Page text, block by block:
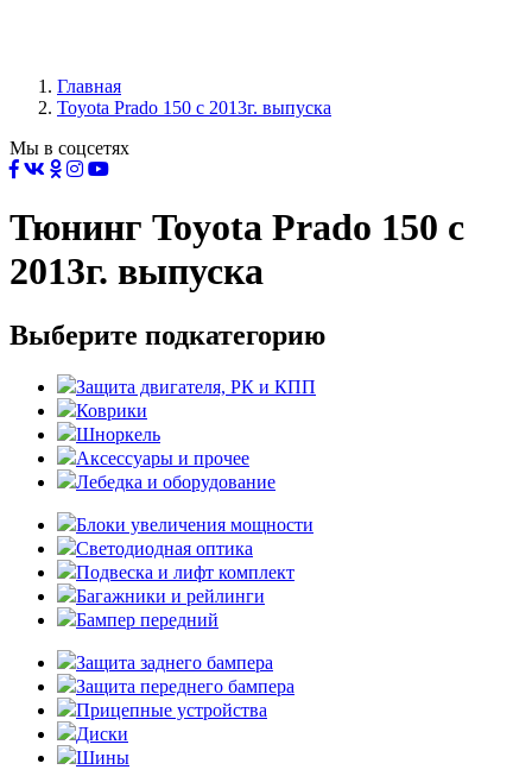
Главная
Toyota Prado 150 с 2013г. выпуска
Мы в соцсетях
Тюнинг Toyota Prado 150 с
2013г. выпуска
Выберите подкатегорию
Защита двигателя, РК и КПП
Коврики
Шноркель
Аксессуары и прочее
Лебедка и оборудование
Блоки увеличения мощности
Светодиодная оптика
Подвеска и лифт комплект
Багажники и рейлинги
Бампер передний
Защита заднего бампера
Защита переднего бампера
Прицепные устройства
Диски
Шины